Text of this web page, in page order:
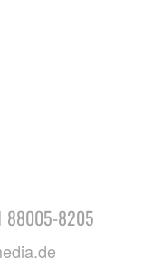
88005-8205